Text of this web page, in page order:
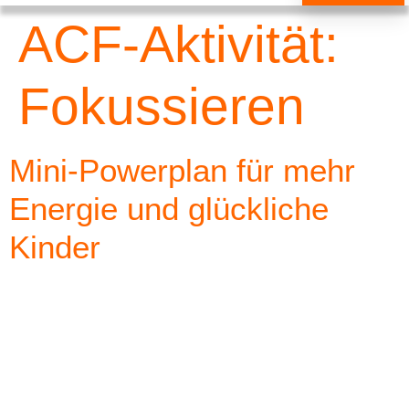
ACF-Aktivität:
Fokussieren
Mini-Powerplan für mehr
Energie und glückliche
Kinder